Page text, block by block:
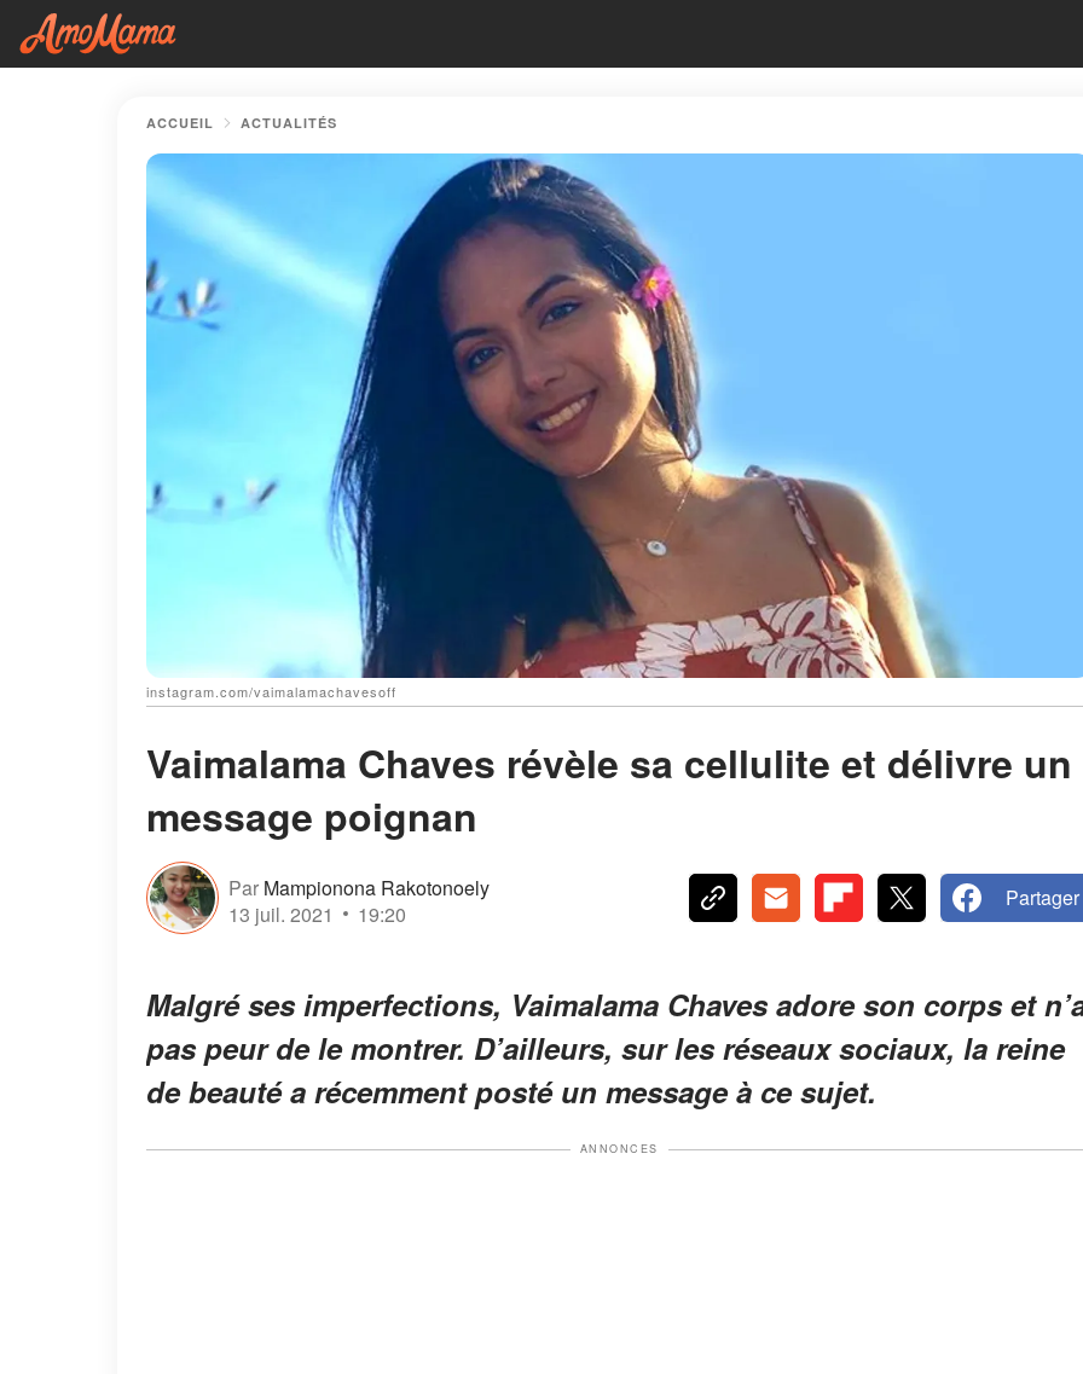
ACCUEIL ACTUALITÉS
instagram.com/vaimalamachavesoff
Vaimalama Chaves révèle sa cellulite et délivre un
message poignan
Par Mampionona Rakotonoely
13 juil. 2021
19:20
Partager
Malgré ses imperfections, Vaimalama Chaves adore son corps et
pas peur de le montrer. D’ailleurs, sur les réseaux sociaux, la reine
de beauté a récemment posté un message à ce sujet.
ANNONCES